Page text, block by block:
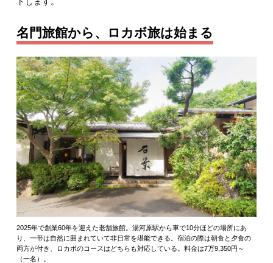
名門旅館から、ロカボ旅は始まる
2025年で創業60年を迎えた老舗旅館。湯河原駅から車で10分ほどの場所にあ
り、一帯は自然に囲まれていて非日常を堪能できる。宿泊の際は朝食と夕食の
両方が付き、ロカボのコースはどちらも対応している。料金は7万9,350円～
（一名）。